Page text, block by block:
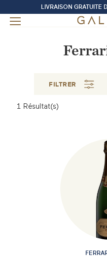
LIVRAISON GRATUITE
1Résultat(s)
FILTRER